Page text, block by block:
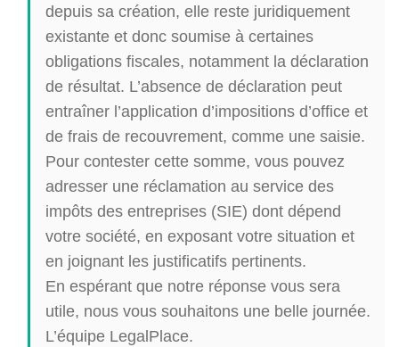
depuis sa création, elle reste juridiquement
existante et donc soumise à certaines
obligations fiscales, notamment la déclaration
de résultat. L’absence de déclaration peut
entraîner l’application d’impositions d’office et
de frais de recouvrement, comme une saisie.
Pour contester cette somme, vous pouvez
adresser une réclamation au service des
impôts des entreprises (SIE) dont dépend
votre société, en exposant votre situation et
en joignant les justificatifs pertinents.
En espérant que notre réponse vous sera
utile, nous vous souhaitons une belle journée.
L’équipe LegalPlace.